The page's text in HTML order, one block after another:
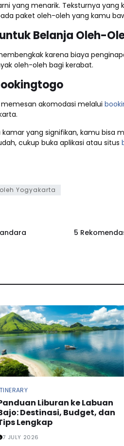
yang menarik. Teksturnya yang
paket oleh-oleh yang kamu
Belanja Oleh-
karena biaya
oleh-oleh bagi kerabat.
akomodasi melalui
yang signifikan, kamu bisa
cukup buka aplikasi atau situs
Yogyakarta
5
Liburan ke Labuan
Destinasi, Budget, dan
Lengkap
7 JULY 2026